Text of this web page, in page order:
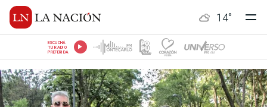
14°
ESCUCHÁ
TU RADIO
PREFERIDA